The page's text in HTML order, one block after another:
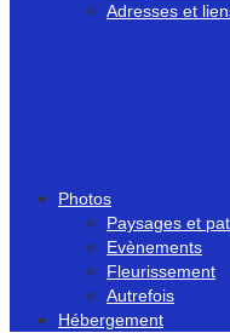
Adresses et
Photos
Paysages et
Evènements
Fleurissement
Autrefois
Hébergement